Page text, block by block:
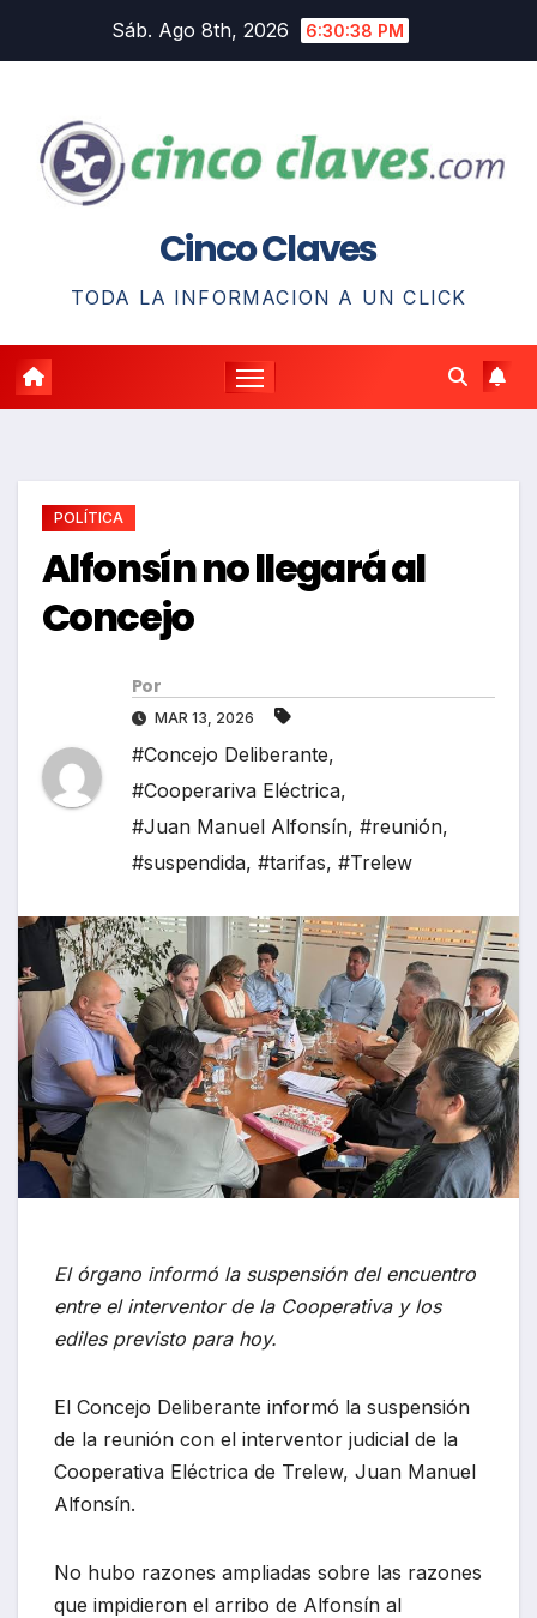
Sáb. Ago 8th, 2026 6:30:38 PM
Cinco Claves
TODA LA INFORMACION A UN CLICK
POLÍTICA
Alfonsín no llegará al
Concejo
Por
MAR 13, 2026
#Concejo Deliberante,
#Cooperariva Eléctrica,
#Juan Manuel Alfonsín, #reunión,
#suspendida, #tarifas, #Trelew
El órgano informó la suspensión del encuentro
entre el interventor de la Cooperativa y los
ediles previsto para hoy.
El Concejo Deliberante informó la suspensión
de la reunión con el interventor judicial de la
Cooperativa Eléctrica de Trelew, Juan Manuel
Alfonsín.
No hubo razones ampliadas sobre las razones
que impidieron el arribo de Alfonsín al